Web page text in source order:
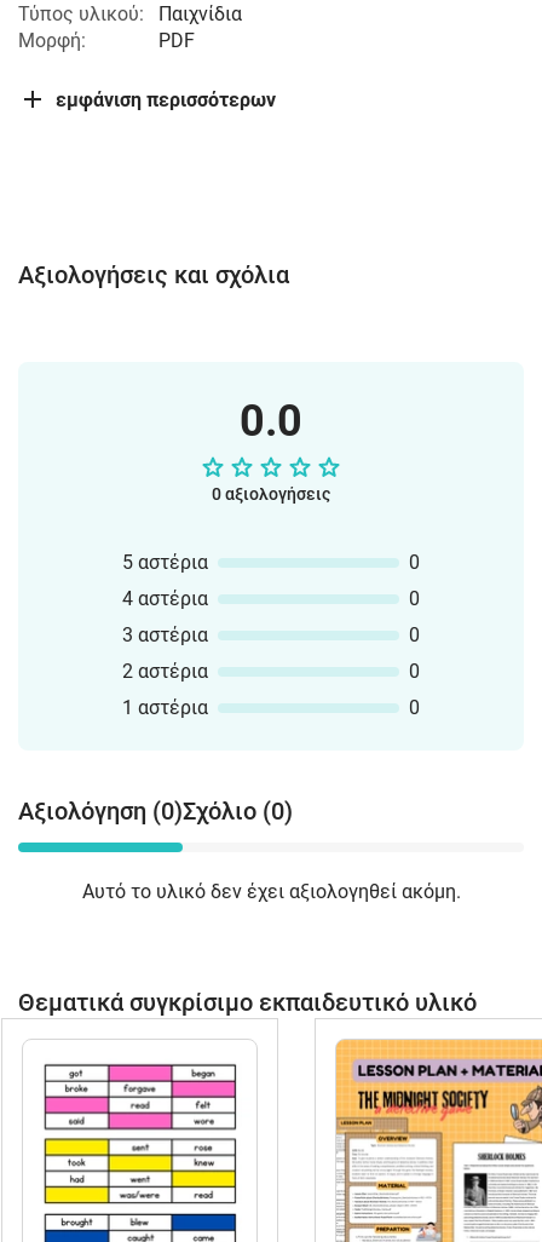
Τύπος υλικού:
Παιχνίδια
Μορφή:
PDF
εμφάνιση περισσότερων
Αξιολογήσεις και σχόλια
0.0
0 αξιολογήσεις
5 αστέρια
0
4 αστέρια
0
3 αστέρια
0
2 αστέρια
0
1 αστέρια
0
Αξιολόγηση (0)Σχόλιο (0)
Αυτό το υλικό δεν έχει αξιολογηθεί ακόμη.
Θεματικά συγκρίσιμο εκπαιδευτικό υλικό